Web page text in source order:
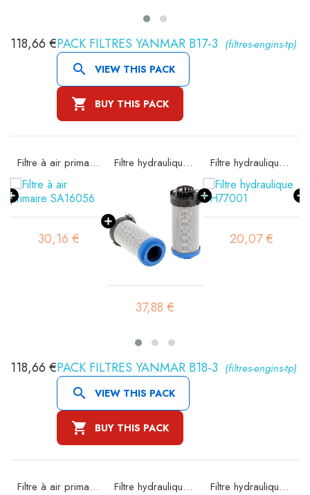
PACK FILTRES YANMAR B17-3 (filtres-engins-tp)
 VIEW THIS PACK
 BUY THIS PACK
118,66 €
Filtre à air primaire SA16056
30,16 €
Filtre hydraulique SH74190
37,88 €
Filtre hydraulique SH77001
20,07 €
PACK FILTRES YANMAR B18-3 (filtres-engins-tp)
 VIEW THIS PACK
 BUY THIS PACK
118,66 €
Filtre à air primaire SA16056 Filtre hydraulique SH74190 Filtre hydraulique SH77001